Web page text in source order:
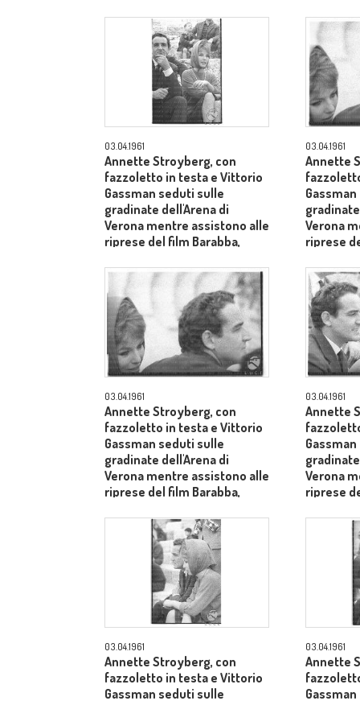
03.04.1961
Annette Stroyberg, con
fazzoletto in testa e Vittorio
Gassman seduti sulle
gradinate dell'Arena di
Verona mentre assistono alle
riprese del film Barabba,
Laurentiis - piano medio
03.04.1961
Annette
Verona
riprese
03.04.1961
Annette Stroyberg, con
fazzoletto in testa e Vittorio
Gassman seduti sulle
gradinate dell'Arena di
Verona mentre assistono alle
riprese del film Barabba,
Laurentiis - primo piano
03.04.1961
Annette
Verona
riprese
03.04.1961
Annette Stroyberg, con
fazzoletto in testa e Vittorio
Gassman seduti sulle
03.04.1961
Annette